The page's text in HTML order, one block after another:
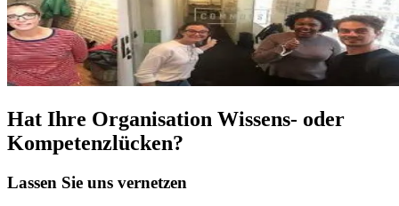
Hat Ihre Organisation Wissens- oder
Kompetenzlücken?
Lassen Sie uns vernetzen